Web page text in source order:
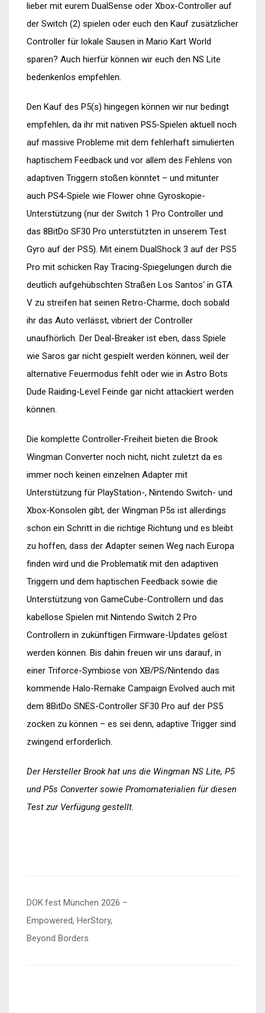
lieber mit eurem DualSense oder Xbox-Controller auf
der Switch (2) spielen oder euch den Kauf zusätzlicher
Controller für lokale Sausen in Mario Kart World
sparen? Auch hierfür können wir euch den NS Lite
bedenkenlos empfehlen.
Den Kauf des P5(s) hingegen können wir nur bedingt
empfehlen, da ihr mit nativen PS5-Spielen aktuell noch
auf massive Probleme mit dem fehlerhaft simulierten
haptischem Feedback und vor allem des Fehlens von
adaptiven Triggern stoßen könntet – und mitunter
auch PS4-Spiele wie Flower ohne Gyroskopie-
Unterstützung (nur der Switch 1 Pro Controller und
das 8BitDo SF30 Pro unterstützten in unserem Test
Gyro auf der PS5). Mit einem DualShock 3 auf der PS5
Pro mit schicken Ray Tracing-Spiegelungen durch die
deutlich aufgehübschten Straßen Los Santos‘ in GTA
V zu streifen hat seinen Retro-Charme, doch sobald
ihr das Auto verlässt, vibriert der Controller
unaufhörlich. Der Deal-Breaker ist eben, dass Spiele
wie Saros gar nicht gespielt werden können, weil der
alternative Feuermodus fehlt oder wie in Astro Bots
Dude Raiding-Level Feinde gar nicht attackiert werden
können.
Die komplette Controller-Freiheit bieten die Brook
Wingman Converter noch nicht, nicht zuletzt da es
immer noch keinen einzelnen Adapter mit
Unterstützung für PlayStation-, Nintendo Switch- und
Xbox-Konsolen gibt, der Wingman P5s ist allerdings
schon ein Schritt in die richtige Richtung und es bleibt
zu hoffen, dass der Adapter seinen Weg nach Europa
finden wird und die Problematik mit den adaptiven
Triggern und dem haptischen Feedback sowie die
Unterstützung von GameCube-Controllern und das
kabellose Spielen mit Nintendo Switch 2 Pro
Controllern in zukünftigen Firmware-Updates gelöst
werden können. Bis dahin freuen wir uns darauf, in
einer Triforce-Symbiose von XB/PS/Nintendo das
kommende Halo-Remake Campaign Evolved auch mit
dem 8BitDo SNES-Controller SF30 Pro auf der PS5
zocken zu können – es sei denn, adaptive Trigger sind
zwingend erforderlich.
Der Hersteller Brook hat uns die Wingman NS Lite, P5
und P5s Converter sowie Promomaterialien für diesen
Test zur Verfügung gestellt.
Beitragsnavigation
DOK.fest München 2026 –
Empowered, HerStory,
Beyond Borders